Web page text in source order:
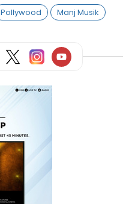
Pollywood Manj Musik